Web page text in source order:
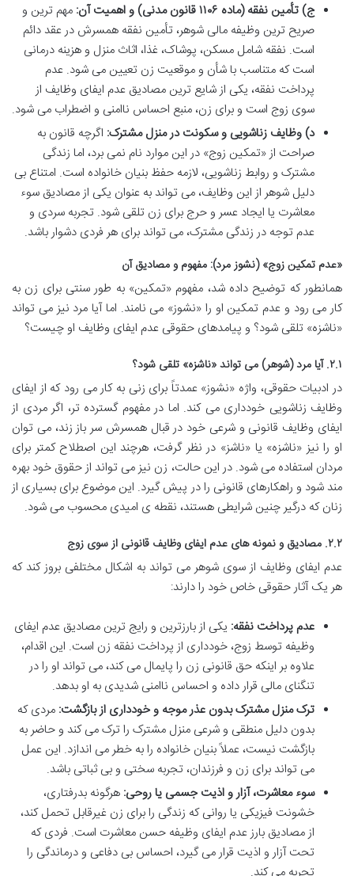
ج) تأمین نفقه (ماده ۱۱۰۶ قانون مدنی) و اهمیت آن:
مهم ترین و
صریح ترین وظیفه مالی شوهر، تأمین نفقه همسرش در عقد دائم
است. نفقه شامل مسکن، پوشاک، غذا، اثاث منزل و هزینه درمانی
است که متناسب با شأن و موقعیت زن تعیین می شود. عدم
پرداخت نفقه، یکی از شایع ترین مصادیق عدم ایفای وظایف از
سوی زوج است و برای زن، منبع احساس ناامنی و اضطراب می شود.
د) وظایف زناشویی و سکونت در منزل مشترک: اگرچه قانون به
صراحت از «تمکین زوج» در این موارد نام نمی برد، اما زندگی
مشترک و روابط زناشویی، لازمه حفظ بنیان خانواده است. امتناع بی
دلیل شوهر از این وظایف، می تواند به عنوان یکی از مصادیق سوء
معاشرت یا ایجاد عسر و حرج برای زن تلقی شود. تجربه سردی و
عدم توجه در زندگی مشترک، می تواند برای هر فردی دشوار باشد.
«عدم تمکین زوج» (نشوز مرد): مفهوم و مصادیق آن
همانطور که توضیح داده شد، مفهوم «تمکین» به طور سنتی برای زن به
کار می رود و عدم تمکین او را «نشوز» می نامند. اما آیا مرد نیز می تواند
«ناشزه» تلقی شود؟ و پیامدهای حقوقی عدم ایفای وظایف او چیست؟
۲.۱. آیا مرد (شوهر) می تواند «ناشزه» تلقی شود؟
در ادبیات حقوقی، واژه «نشوز» عمدتاً برای زنی به کار می رود که از ایفای
وظایف زناشویی خودداری می کند. اما در مفهوم گسترده تر، اگر مردی از
ایفای وظایف قانونی و شرعی خود در قبال همسرش سر باز زند، می توان
او را نیز «ناشزه» یا «ناشز» در نظر گرفت، هرچند این اصطلاح کمتر برای
مردان استفاده می شود. در این حالت، زن نیز می تواند از حقوق خود بهره
مند شود و راهکارهای قانونی را در پیش گیرد. این موضوع برای بسیاری از
زنان که درگیر چنین شرایطی هستند، نقطه ی امیدی محسوب می شود.
۲.۲. مصادیق و نمونه های عدم ایفای وظایف قانونی از سوی زوج
عدم ایفای وظایف از سوی شوهر می تواند به اشکال مختلفی بروز کند که
هر یک آثار حقوقی خاص خود را دارند:
عدم پرداخت نفقه: یکی از بارزترین و رایج ترین مصادیق عدم ایفای
وظیفه توسط زوج، خودداری از پرداخت نفقه زن است. این اقدام،
علاوه بر اینکه حق قانونی زن را پایمال می کند، می تواند او را در
تنگنای مالی قرار داده و احساس ناامنی شدیدی به او بدهد.
ترک منزل مشترک بدون عذر موجه و خودداری از بازگشت: مردی که
بدون دلیل منطقی و شرعی منزل مشترک را ترک می کند و حاضر به
بازگشت نیست، عملاً بنیان خانواده را به خطر می اندازد. این عمل
می تواند برای زن و فرزندان، تجربه سختی و بی ثباتی باشد.
سوء معاشرت، آزار و اذیت جسمی یا روحی: هرگونه بدرفتاری،
خشونت فیزیکی یا روانی که زندگی را برای زن غیرقابل تحمل کند،
از مصادیق بارز عدم ایفای وظیفه حسن معاشرت است. فردی که
تحت آزار و اذیت قرار می گیرد، احساس بی دفاعی و درماندگی را